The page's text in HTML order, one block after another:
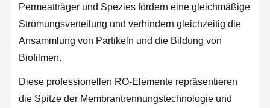
Permeatträger und Spezies fördern eine gleichmäßige
Strömungsverteilung und verhindern gleichzeitig die
Ansammlung von Partikeln und die Bildung von
Biofilmen.
Diese professionellen RO-Elemente repräsentieren
die Spitze der Membrantrennungstechnologie und